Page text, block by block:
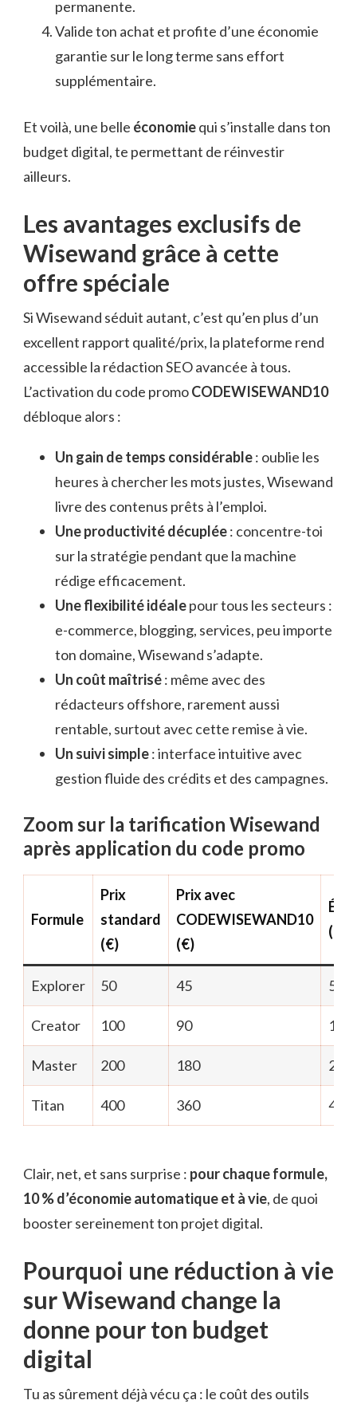
permanente.
Valide ton achat et profite d’une économie
garantie sur le long terme sans effort
supplémentaire.
Et voilà, une belle économiequi s’installe dans ton
budget digital, te permettant de réinvestir
ailleurs.
Les avantages exclusifs de
Wisewand grâce à cette
offre spéciale
Si Wisewand séduit autant, c’est qu’en plus d’un
excellent rapport qualité/prix, la plateforme rend
accessible la rédaction SEO avancée à tous.
L’activation du code promoCODEWISEWAND10
débloque alors :
Un gain de temps considérable: oublie les
heures à chercher les mots justes, Wisewand
livre des contenus prêts à l’emploi.
Une productivité décuplée: concentre-toi
sur la stratégie pendant que la machine
rédige efficacement.
Une flexibilité idéalepour tous les secteurs :
e-commerce, blogging, services, peu importe
ton domaine, Wisewand s’adapte.
Un coût maîtrisé: même avec des
rédacteurs offshore, rarement aussi
rentable, surtout avec cette remise à vie.
Un suivi simple: interface intuitive avec
gestion fluide des crédits et des campagnes.
Zoom sur la tarification Wisewand
après application du code promo
Formule
Prix
standard
(€)
Prix avec
CODEWISEWAND10
(€)
(€)
Explorer 50 45 5
Creator 100 90 10
Master 200 180 20
Titan 400 360 40
Clair, net, et sans surprise : pour chaque formule,
10 % d’économie automatique et à vie, de quoi
booster sereinement ton projet digital.
Pourquoi une réduction à vie
sur Wisewand change la
donne pour ton budget
digital
Tu as sûrement déjà vécu ça : le coût des outils